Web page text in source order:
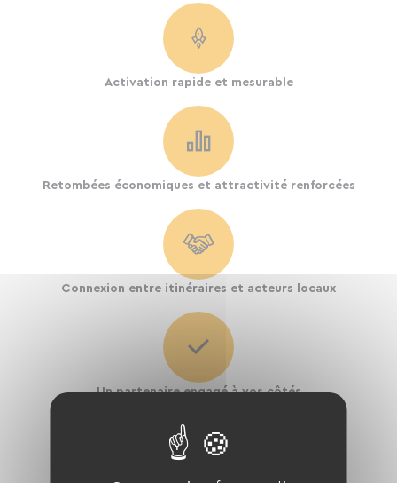
Activation rapide et mesurable
Retombées économiques et attractivité renforcées
Connexion entre itinéraires et acteurs locaux
Un partenaire engagé à vos côtés